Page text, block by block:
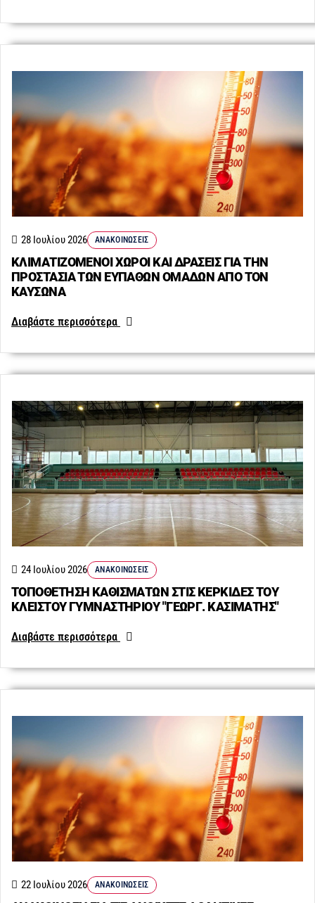
ΚΛΙΜΑΤΙΖΟΜΕΝΟΙ ΧΩΡΟΙ ΚΑΙ ΔΡΑΣΕΙΣ ΓΙΑ ΤΗΝ
ΠΡΟΣΤΑΣΙΑ ΤΩΝ ΕΥΠΑΘΩΝ ΟΜΑΔΩΝ ΑΠΟ ΤΟΝ
ΚΑΥΣΩΝΑ
28 Ιουλίου 2026 ΑΝΑΚΟΙΝΏΣΕΙΣ
Διαβάστε περισσότερα
ΤΟΠΟΘΕΤΗΣΗ ΚΑΘΙΣΜΑΤΩΝ ΣΤΙΣ ΚΕΡΚΙΔΕΣ ΤΟΥ
ΚΛΕΙΣΤΟΥ ΓΥΜΝΑΣΤΗΡΙΟΥ "ΓΕΩΡΓ. ΚΑΣΙΜΑΤΗΣ"
24 Ιουλίου 2026 ΑΝΑΚΟΙΝΏΣΕΙΣ
Διαβάστε περισσότερα
22 Ιουλίου 2026 ΑΝΑΚΟΙΝΏΣΕΙΣ